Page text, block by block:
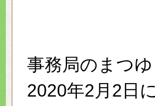
事務局のまつゆ
2020年2月2日